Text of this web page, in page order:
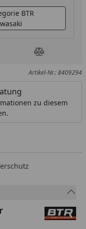
BTR
Produkt
Artikel-Nr.: 8409294
zu diesem